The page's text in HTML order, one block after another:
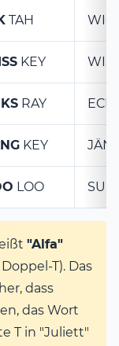
TAH
KEY
RAY
KEY
LOO SU-
"Alfa"
T). Das
dass
das Wort
T in "Juliett"